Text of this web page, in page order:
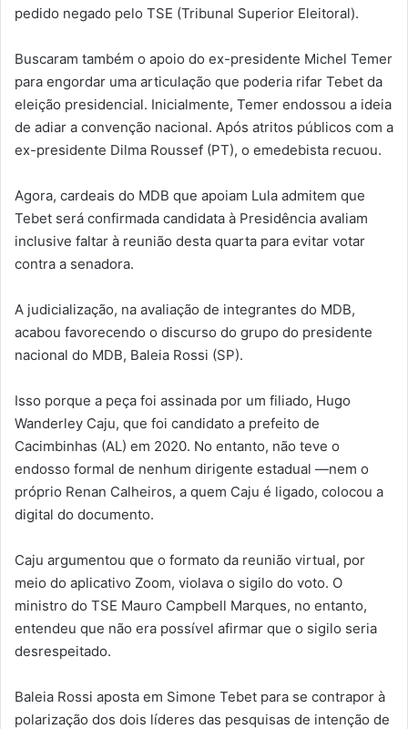
pedido negado pelo TSE (Tribunal Superior Eleitoral).
Buscaram também o apoio do ex-presidente Michel Temer
para engordar uma articulação que poderia rifar Tebet da
eleição presidencial. Inicialmente, Temer endossou a ideia
de adiar a convenção nacional. Após atritos públicos com a
ex-presidente Dilma Roussef (PT), o emedebista recuou.
Agora, cardeais do MDB que apoiam Lula admitem que
Tebet será confirmada candidata à Presidência avaliam
inclusive faltar à reunião desta quarta para evitar votar
contra a senadora.
A judicialização, na avaliação de integrantes do MDB,
acabou favorecendo o discurso do grupo do presidente
nacional do MDB, Baleia Rossi (SP).
Isso porque a peça foi assinada por um filiado, Hugo
Wanderley Caju, que foi candidato a prefeito de
Cacimbinhas (AL) em 2020. No entanto, não teve o
endosso formal de nenhum dirigente estadual —nem o
próprio Renan Calheiros, a quem Caju é ligado, colocou a
digital do documento.
Caju argumentou que o formato da reunião virtual, por
meio do aplicativo Zoom, violava o sigilo do voto. O
ministro do TSE Mauro Campbell Marques, no entanto,
entendeu que não era possível afirmar que o sigilo seria
desrespeitado.
Baleia Rossi aposta em Simone Tebet para se contrapor à
polarização dos dois líderes das pesquisas de intenção de